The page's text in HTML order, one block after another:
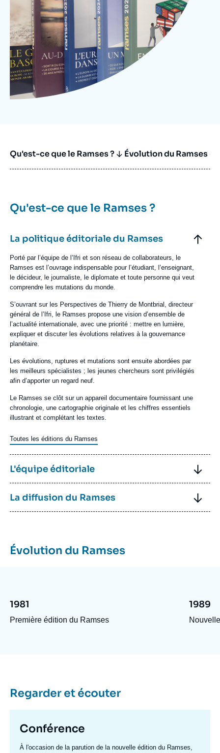
Qu'est-ce que le Ramses ? Évolution du Ramses
Qu'est-ce que le Ramses ?
accordéon
Titre
La politique éditoriale du Ramses
Contenu
texte
Porté par l’équipe de l’Ifri et son réseau de collaborateurs, le
Ramses est l’ouvrage indispensable pour l’étudiant, l’enseignant,
le décideur, le journaliste, le diplomate et toute personne qui veut
comprendre les mutations du monde.
S’ouvrant sur les Perspectives de Thierry de Montbrial, directeur
général de l’Ifri, le Ramses propose une vision d’ensemble de
l’actualité internationale, avec une priorité : mettre en lumière,
expliquer et discuter les évolutions relatives à la gouvernance
planétaire.
Les évolutions, ruptures et mutations sont ensuite abordées par
les meilleurs spécialistes ; les jeunes chercheurs sont privilégiés
afin d’apporter un regard neuf.
Le Ramses se clôt sur un appareil documentaire fournissant une
chronologie, une cartographie originale et les chiffres essentiels
illustrant et complétant les textes.
Toutes les éditions du Ramses
Titre
L'équipe éditoriale
texte
David
Titre
La diffusion du Ramses
en librairie,
Le Ramses est co-édité avec les éditions Dunod.
Évolution du Ramses
Image
1981
Première édition du Ramses
Image
1989
Regarder et écouter
Titre
mis
Conférence
Texte
À l'occasion de la parution de la nouvelle édition du Ramses,